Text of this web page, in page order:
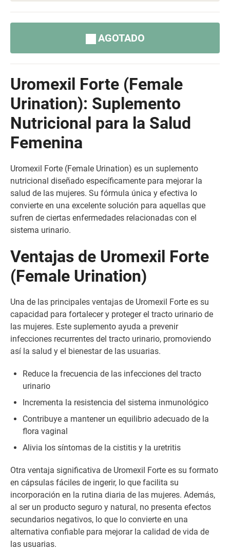
AGOTADO
Uromexil Forte (Female
Urination): Suplemento
Nutricional para la Salud
Femenina
Uromexil Forte (Female Urination) es un suplemento
nutricional diseñado específicamente para mejorar la
salud de las mujeres. Su fórmula única y efectiva lo
convierte en una excelente solución para aquellas que
sufren de ciertas enfermedades relacionadas con el
sistema urinario.
Ventajas de Uromexil Forte
(Female Urination)
Una de las principales ventajas de Uromexil Forte es su
capacidad para fortalecer y proteger el tracto urinario de
las mujeres. Este suplemento ayuda a prevenir
infecciones recurrentes del tracto urinario, promoviendo
así la salud y el bienestar de las usuarias.
Reduce la frecuencia de las infecciones del tracto
urinario
Incrementa la resistencia del sistema inmunológico
Contribuye a mantener un equilibrio adecuado de la
flora vaginal
Alivia los síntomas de la cistitis y la uretritis
Otra ventaja significativa de Uromexil Forte es su formato
en cápsulas fáciles de ingerir, lo que facilita su
incorporación en la rutina diaria de las mujeres. Además,
al ser un producto seguro y natural, no presenta efectos
secundarios negativos, lo que lo convierte en una
alternativa confiable para mejorar la calidad de vida de
las usuarias.